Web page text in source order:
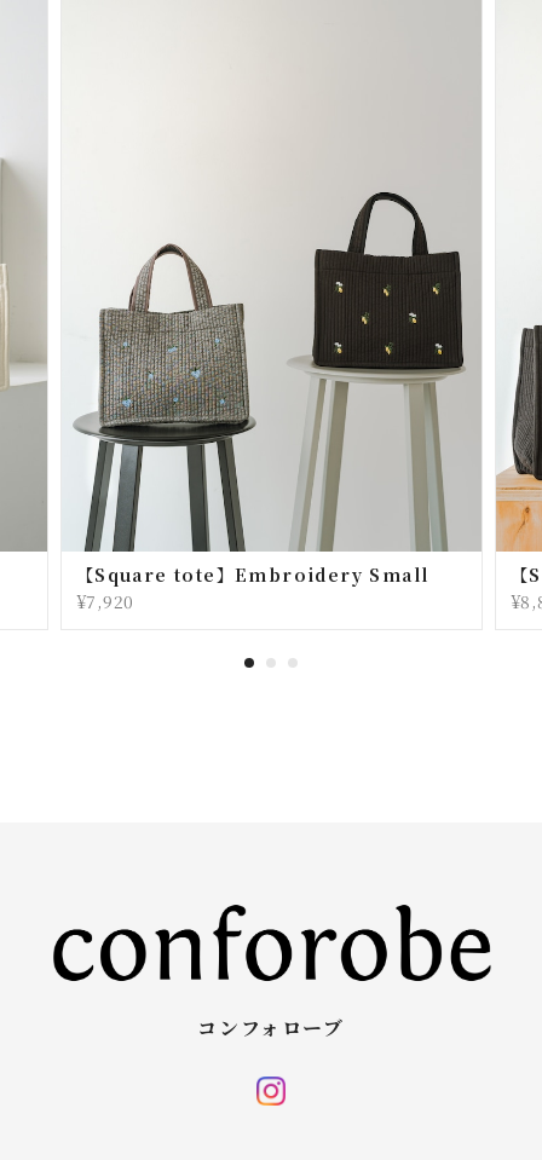
【Square tote】Embroidery Small
¥7,920
コンフォローブ